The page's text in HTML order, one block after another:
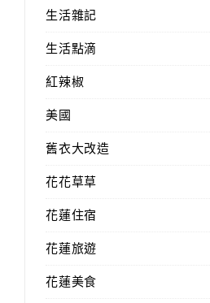
生活雜記
生活點滴
紅辣椒
美國
舊衣大改造
花花草草
花蓮住宿
花蓮旅遊
花蓮美食